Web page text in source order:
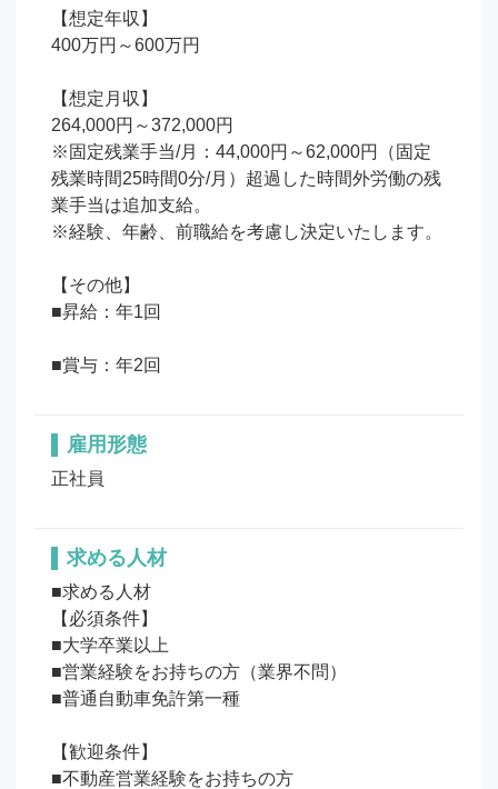
【想定年収】
400万円～600万円
【想定月収】
264,000円～372,000円
※固定残業手当/月：44,000円～62,000円（固定
残業時間25時間0分/月）超過した時間外労働の残
業手当は追加支給。
※経験、年齢、前職給を考慮し決定いたします。
【その他】
■昇給：年1回
■賞与：年2回
雇用形態
正社員
求める人材
■求める人材
【必須条件】
■大学卒業以上
■営業経験をお持ちの方（業界不問）
■普通自動車免許第一種
【歓迎条件】
■不動産営業経験をお持ちの方